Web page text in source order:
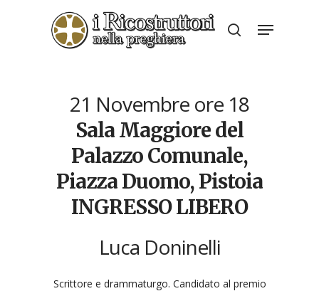
search
Menu
21 Novembre ore 18
Sala Maggiore del
Palazzo Comunale,
Piazza Duomo, Pistoia
INGRESSO LIBERO
Luca Doninelli
Scrittore e drammaturgo. Candidato al premio